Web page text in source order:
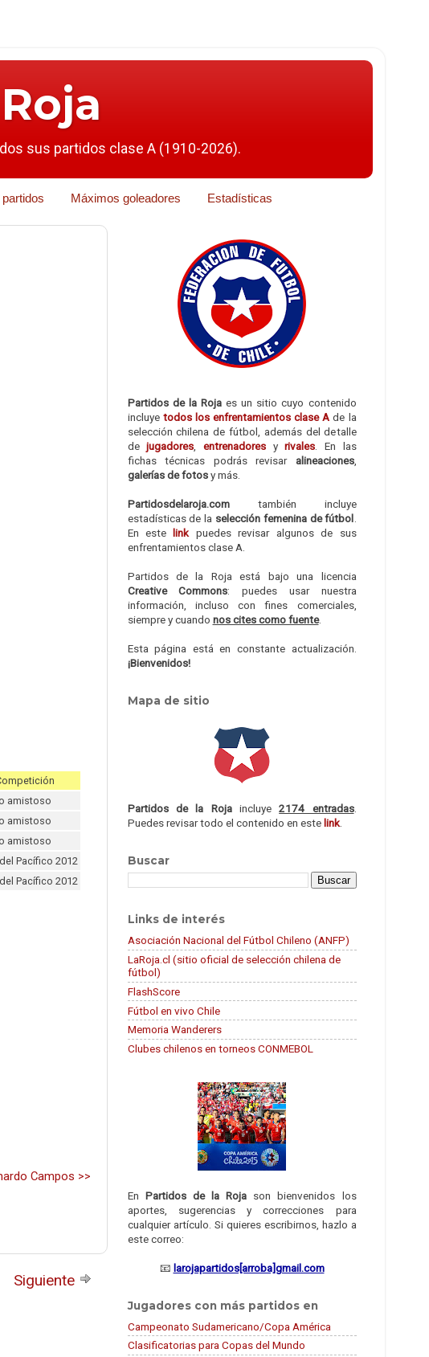
sus partidos clase A (1910-2026).
Máximos goleadores Estadísticas
amistoso
amistoso
amistoso
Pacífico 2012
Pacífico 2012
Campos >>
Siguiente
Partidos de la Rojaes un sitio cuyo contenido
incluye todos los enfrentamientos clase A de la
selección chilena de fútbol, además del detalle
dejugadores entrenadoresyrivales . En las
fichas técnicas podrás revisar alineaciones,
galerías de fotosy más.
Partidosdelaroja.comtambién incluye
estadísticas de la selección femenina de fútbol
En este link puedes revisar algunos de sus
enfrentamientos clase A.
Partidos de la Roja está bajo una licencia
Creative Commons: puedes usar nuestra
información, incluso con fines comerciales,
siempre y cuando nos cites como fuente.
Esta página está en constante actualización.
¡Bienvenidos!
Mapa de sitio
Partidos de la Rojaincluye2174 entradas.
Puedes revisar todo el contenido en estelink.
Buscar
Links de interés
Asociación Nacional del Fútbol Chileno (ANFP)
LaRoja.cl (sitio oficial de selección chilena de
fútbol)
FlashScore
Fútbol en vivo Chile
Memoria Wanderers
Clubes chilenos en torneos CONMEBOL
En Partidos de la Roja son bienvenidos los
aportes, sugerencias y correcciones para
cualquier artículo. Si quieres escribirnos, hazlo a
este correo:
📧 larojapartidos[arroba]gmail.com
Jugadores con más partidos en
Campeonato Sudamericano/Copa América
Clasificatorias para Copas del Mundo